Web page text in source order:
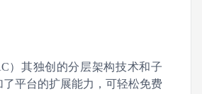
）其独创的分层架构技术和子
平台的扩展能力，可轻松免费